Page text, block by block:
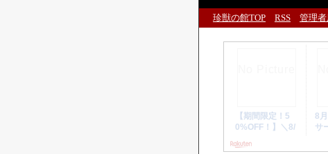
珍獣の館TOP RSS 管理者